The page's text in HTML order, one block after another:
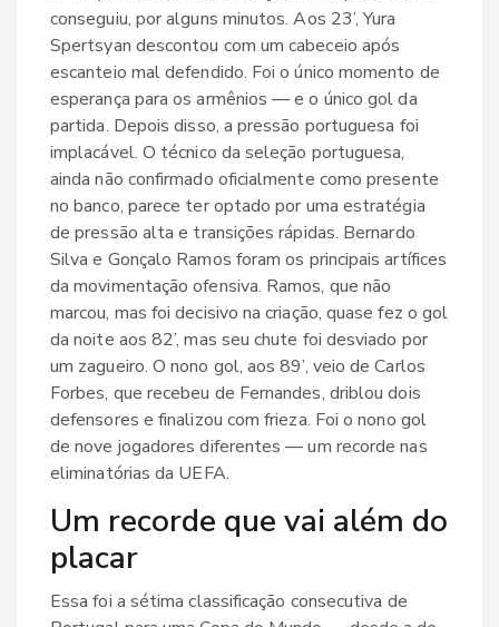
conseguiu, por alguns minutos. Aos 23’,Yura
Spertsyan descontou com um cabeceio após
escanteio mal defendido. Foi o único momento de
esperança para os armênios — e o único gol da
partida. Depois disso, a pressão portuguesa foi
implacável. O técnico da seleção portuguesa,
ainda não confirmado oficialmente como presente
no banco, parece ter optado por uma estratégia
de pressão alta e transições rápidas. Bernardo
Silva e Gonçalo Ramos foram os principais artífices
da movimentação ofensiva. Ramos, que não
marcou, mas foi decisivo na criação, quase fez o gol
da noite aos 82’, mas seu chute foi desviado por
um zagueiro. O nono gol, aos 89’, veio deCarlos
Forbes, que recebeu de Fernandes, driblou dois
defensores e finalizou com frieza. Foi o nono gol
de nove jogadores diferentes — um recorde nas
eliminatórias da UEFA.
Um recorde que vai além do
placar
Essa foi a sétima classificação consecutiva de